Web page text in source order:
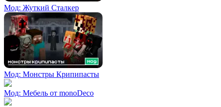
Мод: Жуткий Сталкер
Мод: Монстры Крипипасты
Мод: Мебель от monoDeco